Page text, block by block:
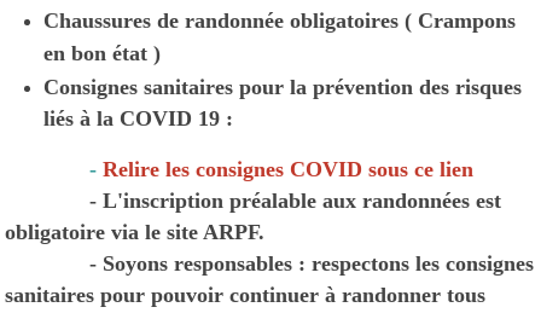
Chaussures de randonnée obligatoires ( Crampons
en bon état )
Consignes sanitaires pour la prévention des risques
liés à la COVID 19 :
- Relire les consignes COVID sous ce lien
- L'inscription préalable aux randonnées est
obligatoire via le site ARPF.
- Soyons responsables : respectons les consignes
sanitaires pour pouvoir continuer à randonner tous